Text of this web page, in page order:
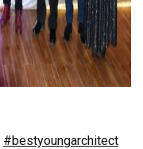
#bestyoungarchitect